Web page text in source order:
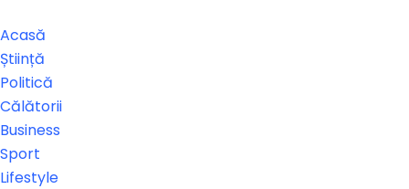
Acasă
Știință
Politică
Călătorii
Business
Sport
Lifestyle